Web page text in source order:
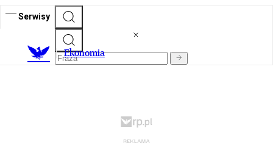
Serwisy
Ekonomia